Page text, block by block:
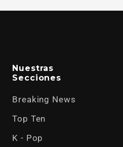
Nuestras
Secciones
Breaking News
Top Ten
K - Pop